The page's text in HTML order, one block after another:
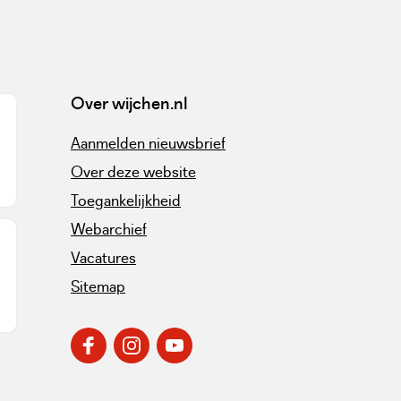
Over wijchen.nl
Aanmelden nieuwsbrief
Over deze website
Toegankelijkheid
Webarchief
Vacatures
Sitemap